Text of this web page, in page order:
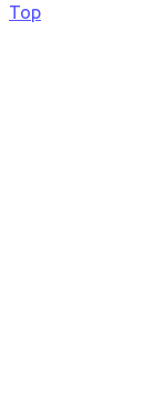
Top